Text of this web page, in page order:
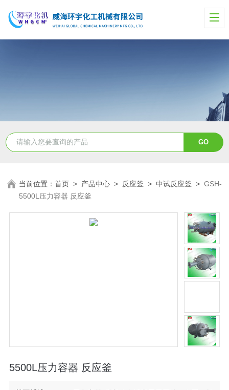
当前位置：首页 > 产品中心 > 反应釜 >中试反应釜 >GSH-
5500L压力容器 反应釜
5500L压力容器 反应釜